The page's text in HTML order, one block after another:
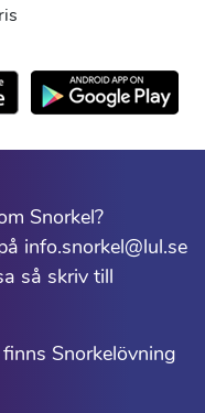
Snorkel?
info.snorkel@lul.se
så skriv till
Snorkelövning